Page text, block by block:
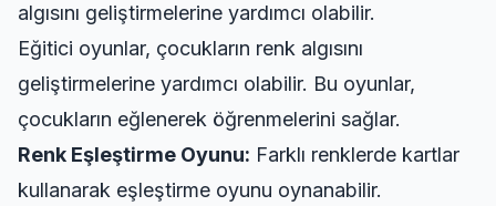
algısını geliştirmelerine yardımcı olabilir.
Eğitici oyunlar, çocukların renk algısını
geliştirmelerine yardımcı olabilir. Bu oyunlar,
çocukların eğlenerek öğrenmelerini sağlar.
Renk Eşleştirme Oyunu: Farklı renklerde kartlar
kullanarak eşleştirme oyunu oynanabilir.